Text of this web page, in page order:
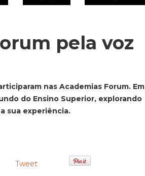
pela voz
nas Academias Forum. Em
do Ensino Superior, explorando
sua experiência.
Tweet